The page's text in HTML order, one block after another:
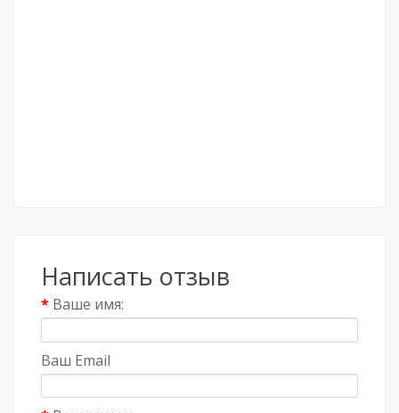
Написать отзыв
Ваше имя:
Ваш Email